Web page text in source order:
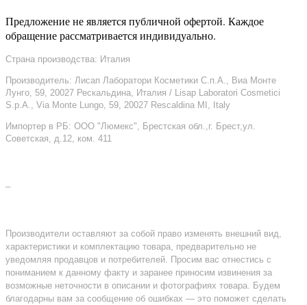
Предложение не является публичной офертой. Каждое
обращение рассматривается индивидуально.
Страна производства: Италия
Производитель: Лисап Лаборатори Косметики С.п.А., Виа Монте
Лунго, 59, 20027 Рескальдина, Италия / Lisap Laboratori Cosmetici
S.p.A., Via Monte Lungo, 59, 20027 Rescaldina MI, Italy
Импортер в РБ: ООО "Люмекс", Брестская обл.,г. Брест,ул.
Советская, д.12, ком. 411
–
Производители оставляют за собой право изменять внешний вид,
характеристики и комплектацию товара, предварительно не
уведомляя продавцов и потребителей. Просим вас отнестись с
пониманием к данному факту и заранее приносим извинения за
возможные неточности в описании и фотографиях товара. Будем
благодарны вам за сообщение об ошибках — это поможет сделать